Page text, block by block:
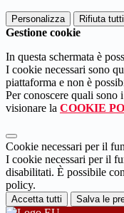
Personalizza Rifiuta tutti
Gestione cookie
In questa schermata è
I cookie necessari sono
piattaforma e non è
Per conoscere quali sono
visionare la COOKIE
Cookie necessari per il
I cookie necessari per il
disabilitati. È possibile
policy.
Accetta tutti Salva le